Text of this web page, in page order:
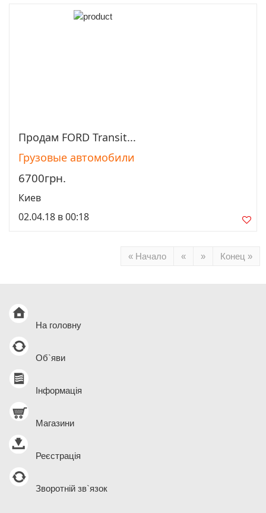
Просмотреть
Продам FORD Transit...
Грузовые автомобили
6700грн.
Киев
02.04.18 в 00:18
« Начало « » Конец »
На головну
Об`яви
Інформація
Магазини
Реєстрація
Зворотній зв`язок